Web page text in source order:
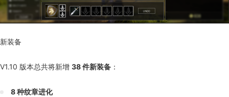
新装备
V1.10 版本总共将新增 38 件新装备 ：
8 种纹章进化